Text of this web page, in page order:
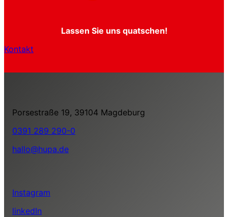
Lassen Sie uns quatschen!
Kontakt
Porsestraße 19, 39104 Magdeburg
0391 289 290-0
hallo@hupa.de
Instagram
linkedIn